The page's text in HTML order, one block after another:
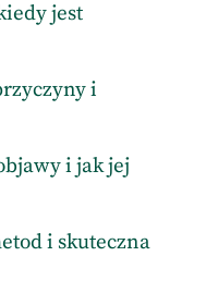
jest
i
i jak jej
i skuteczna